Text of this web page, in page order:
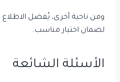
ومن ناحية أخرى، يُفضل الاطلاع
لضمان اختيار مناسب.
الأسئلة الشائعة